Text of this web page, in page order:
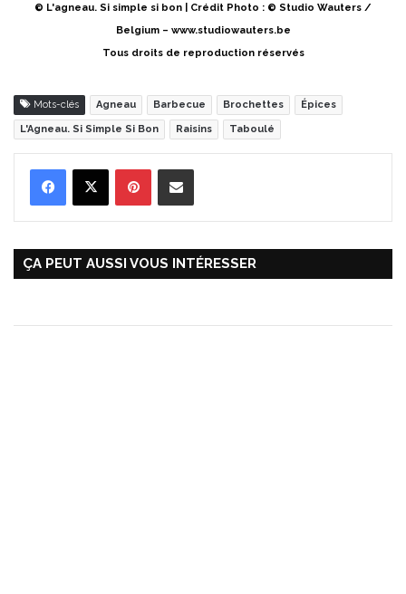
© L'agneau. Si simple si bon | Crédit Photo : © Studio Wauters /
Belgium – www.studiowauters.be
Tous droits de reproduction réservés
Mots-clés Agneau Barbecue Brochettes Épices
L'Agneau. Si Simple Si Bon Raisins Taboulé
ÇA PEUT AUSSI VOUS INTÉRESSER